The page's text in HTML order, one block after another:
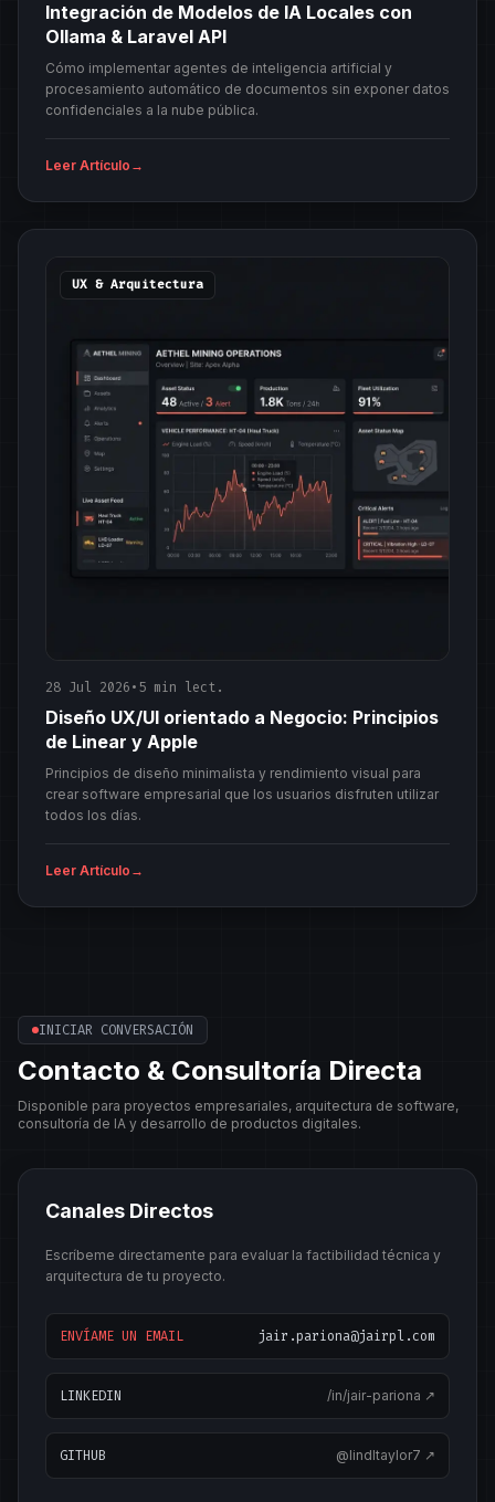
Integración de Modelos de IA Locales con
Ollama & Laravel API
Cómo implementar agentes de inteligencia artificial y
procesamiento automático de documentos sin exponer datos
confidenciales a la nube pública.
Leer Artículo →
UX & Arquitectura
28 Jul 2026•5 min lect.
Diseño UX/UI orientado a Negocio: Principios
de Linear y Apple
Principios de diseño minimalista y rendimiento visual para
crear software empresarial que los usuarios disfruten utilizar
todos los días.
Leer Artículo →
INICIAR CONVERSACIÓN
Contacto & Consultoría Directa
Disponible para proyectos empresariales, arquitectura de software,
consultoría de IA y desarrollo de productos digitales.
Canales Directos
Escríbeme directamente para evaluar la factibilidad técnica y
arquitectura de tu proyecto.
ENVÍAME UN EMAIL jair.pariona@jairpl.com
LINKEDIN /in/jair-pariona ↗
GITHUB @lindltaylor7 ↗